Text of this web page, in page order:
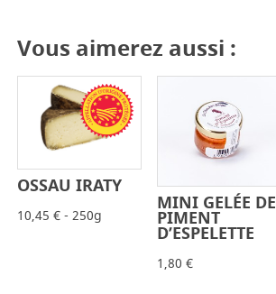
Vous aimerez aussi :
- +
OSSAU IRATY
10,45 € - 250g
- +
MINI GELÉE DE
PIMENT
D’ESPELETTE
1,80 €